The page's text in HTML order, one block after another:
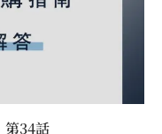
第34話